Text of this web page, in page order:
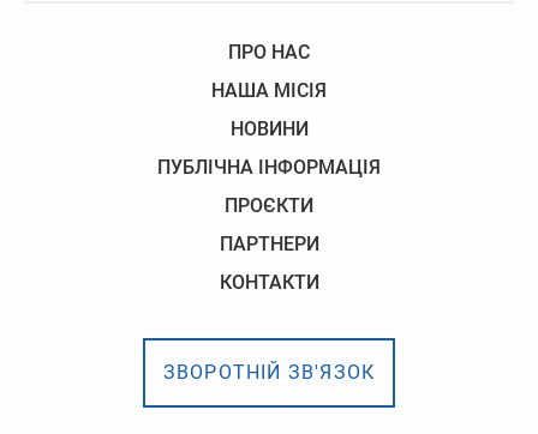
ПРО НАС
НАША МІСІЯ
НОВИНИ
ПУБЛІЧНА ІНФОРМАЦІЯ
ПРОЄКТИ
ПАРТНЕРИ
КОНТАКТИ
ЗВОРОТНІЙ ЗВ'ЯЗОК